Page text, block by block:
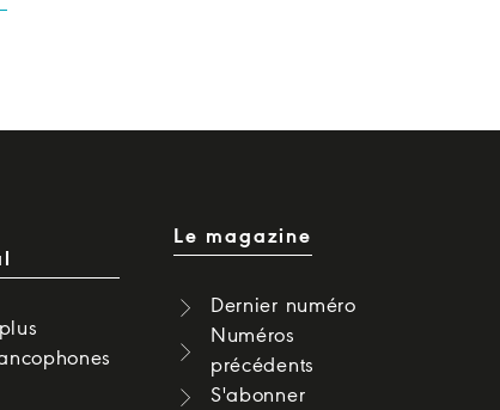
Le magazine
Dernier numéro
Numéros
précédents
S'abonner